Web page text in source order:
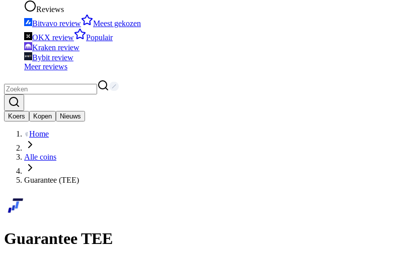
Reviews
Bitvavo review
Meest gekozen
OKX review
Populair
Kraken review
Bybit review
Meer reviews
Koers Kopen Nieuws
Home
Alle coins
Guarantee (TEE)
GuaranteeTEE